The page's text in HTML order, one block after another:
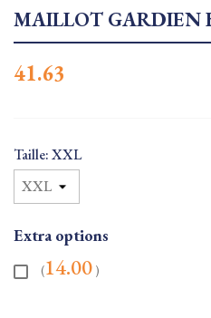
MAILLOT GARDIEN
41.63
Taille: XXL
Extra options
(14.00 )